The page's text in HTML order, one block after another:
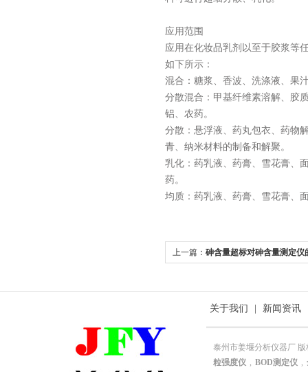
应用范围
应用在化妆品乳剂以至于胶浆等
如下所示：
混合：糖浆、香波、洗涤液、果
分散混合：甲基纤维素溶解、胶
铝、农药。
分散：悬浮液、药丸包衣、药物
青、纳米材料的制备和解聚。
乳化：药乳液、药膏、雪花膏、
药。
均质：药乳液、药膏、雪花膏、
上一篇： 砷含量超标对砷含量测定仪
关于我们 新闻资讯
泰州市姜堰分析仪器厂
粒强度仪 , BOD测定仪 ,